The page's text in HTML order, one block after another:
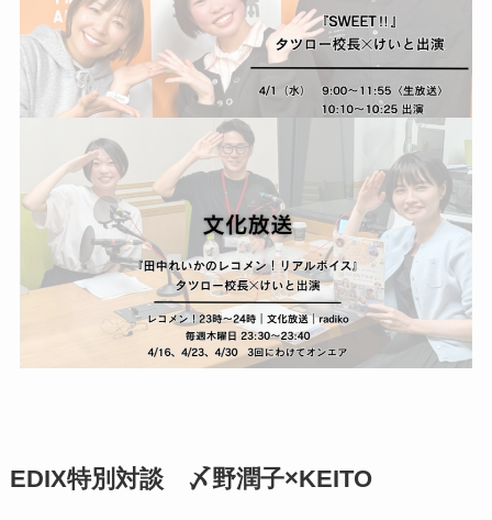
EDIX特別対談 〆野潤子×KEITO